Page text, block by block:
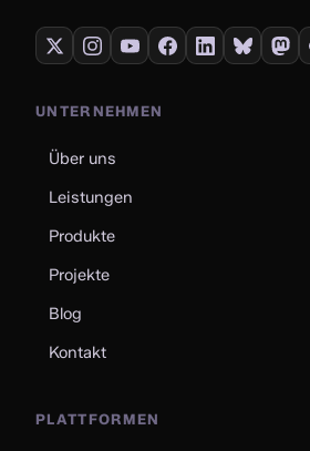
UNTERNEHMEN
Über uns
Leistungen
Produkte
Projekte
Blog
Kontakt
PLATTFORMEN